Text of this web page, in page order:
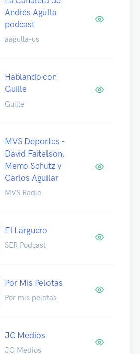
Andrés Agulla
podcast
aagulla-us
Hablando con
Guille
Guille
MVS Deportes -
David Faitelson,
Memo Schutz y
Carlos Aguilar
MVS Radio
El Larguero
SER Podcast
Por Mis Pelotas
Por mis pelotas
JC Medios
JC Medios